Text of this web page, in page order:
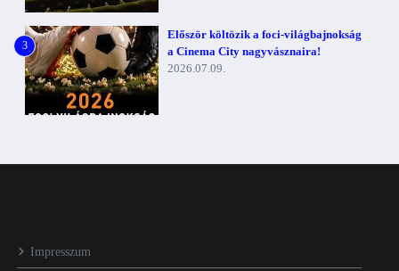
3
Először költözik a foci-világbajnokság
a Cinema City nagyvásznaira!
2026.07.09.
Impresszum